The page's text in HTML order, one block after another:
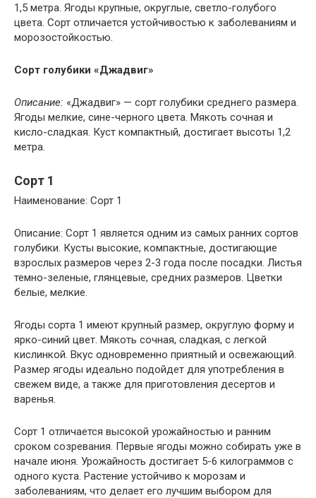
1,5 метра. Ягоды крупные, округлые, светло-голубого
цвета. Сорт отличается устойчивостью к заболеваниям и
морозостойкостью.
Сорт голубики «Джадвиг»
Описание: «Джадвиг» — сорт голубики среднего размера.
Ягоды мелкие, сине-черного цвета. Мякоть сочная и
кисло-сладкая. Куст компактный, достигает высоты 1,2
метра.
Сорт 1
Наименование: Сорт 1
Описание: Сорт 1 является одним из самых ранних сортов
голубики. Кусты высокие, компактные, достигающие
взрослых размеров через 2-3 года после посадки. Листья
темно-зеленые, глянцевые, средних размеров. Цветки
белые, мелкие.
Ягоды сорта 1 имеют крупный размер, округлую форму и
ярко-синий цвет. Мякоть сочная, сладкая, с легкой
кислинкой. Вкус одновременно приятный и освежающий.
Размер ягоды идеально подойдет для употребления в
свежем виде, а также для приготовления десертов и
варенья.
Сорт 1 отличается высокой урожайностью и ранним
сроком созревания. Первые ягоды можно собирать уже в
начале июня. Урожайность достигает 5-6 килограммов с
одного куста. Растение устойчиво к морозам и
заболеваниям, что делает его лучшим выбором для